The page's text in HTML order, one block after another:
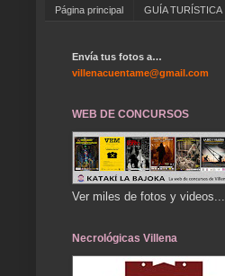
Página principal GUÍA TURÍSTICA
Envía tus fotos a…
villenacuentame@gmail.com
WEB DE CONCURSOS
Ver miles de fotos y videos...
Necrológicas Villena